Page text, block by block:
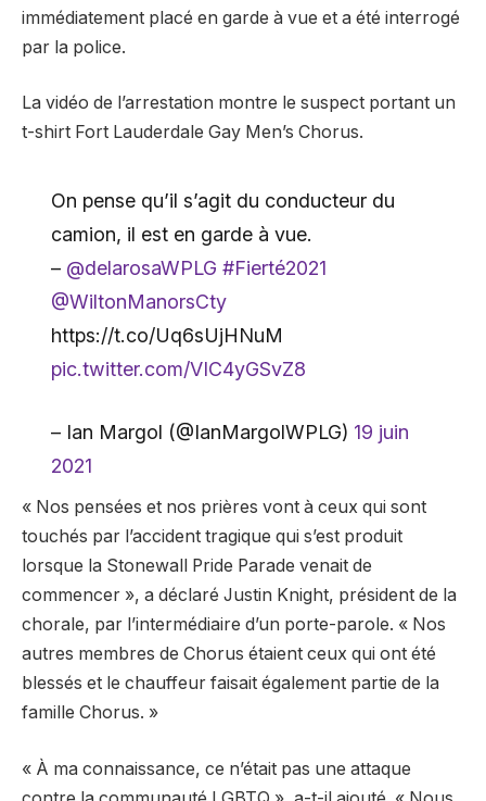
immédiatement placé en garde à vue et a été interrogé
par la police.
La vidéo de l’arrestation montre le suspect portant un
t-shirt Fort Lauderdale Gay Men’s Chorus.
On pense qu’il s’agit du conducteur du
camion, il est en garde à vue.
– @delarosaWPLG #Fierté2021
@WiltonManorsCty
https://t.co/Uq6sUjHNuM
pic.twitter.com/VIC4yGSvZ8
– Ian Margol (@IanMargolWPLG) 19 juin
2021
« Nos pensées et nos prières vont à ceux qui sont
touchés par l’accident tragique qui s’est produit
lorsque la Stonewall Pride Parade venait de
commencer », a déclaré Justin Knight, président de la
chorale, par l’intermédiaire d’un porte-parole. « Nos
autres membres de Chorus étaient ceux qui ont été
blessés et le chauffeur faisait également partie de la
famille Chorus. »
« À ma connaissance, ce n’était pas une attaque